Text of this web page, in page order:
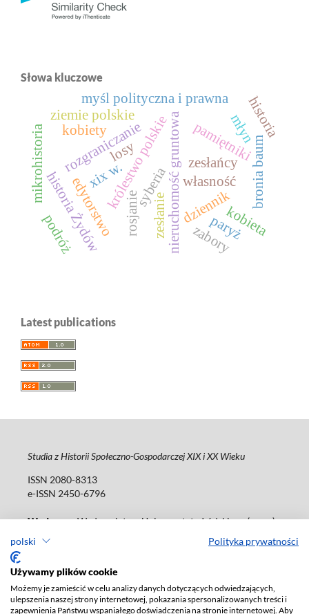
polski Polityka prywatności
Używamy plików cookie
Możemy je zamieścić w celu analizy danych dotyczących odwiedzających,
ulepszenia naszej strony internetowej, pokazania spersonalizowanych treści i
zapewnienia Państwu wspaniałego doświadczenia na stronie internetowej. Aby
Słowa kluczowe
królestwo polskie
rozgraniczanie nieruchomość gruntowawłasność
myśl polityczna i prawna
zesłańcy
syberia
rosjanie
pamiętnikibronia baum
dziennik
edytorstwo
historia Żydów
ziemie polskie
zabory
xix w.
mikrohistoria kobiety historia
zesłanie paryż
kobieta
podróż
młyn
losy
Latest publications
Studia z Historii Społeczno-Gospodarczej XIX i XX Wieku
ISSN 2080-8313
e-ISSN 2450-6796
Wydawca: Wydawnictwo Uniwersytetu Łódzkiego (www)
Tel.: 42 235 01 65, fax: 42 66 55 86
Deklaracja dostępności